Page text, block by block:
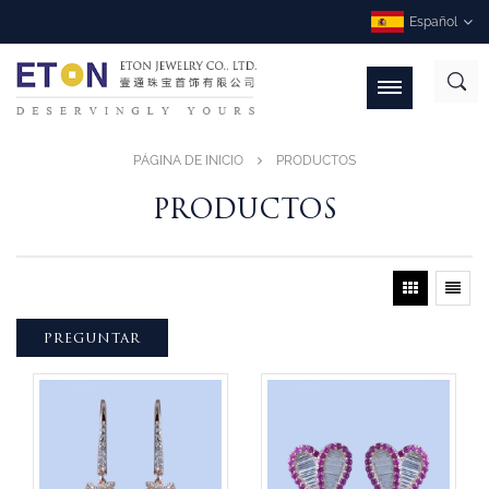
Español
PÁGINA DE INICIO PRODUCTOS
PRODUCTOS
PREGUNTAR